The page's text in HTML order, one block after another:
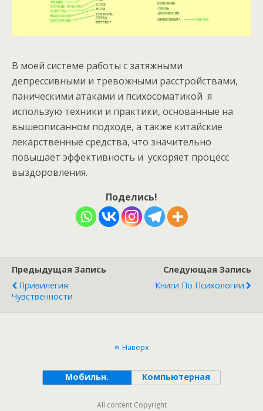
В моей системе работы с затяжными
депрессивными и тревожными расстройствами,
паническими атаками и психосоматикой я
использую техники и практики, основанные на
вышеописанном подходе, а также китайские
лекарственные средства, что значительно
повышает эффективность и ускоряет процесс
выздоровления.
Поделись!
Предыдущая Запись
Привилегия
Чувственности
Следующая Запись
Книги По Психологии
Наверх
Мобильн. Компьютерная
All content Copyright